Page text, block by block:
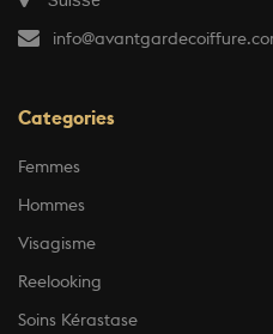
Categories
Femmes
Hommes
Visagisme
Reelooking
Soins Kérastase